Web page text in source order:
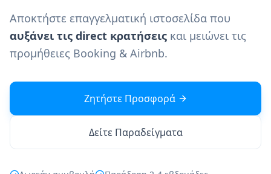
Αποκτήστε επαγγελματική ιστοσελίδα που
αυξάνει τις direct κρατήσεις και μειώνει τις
προμήθειες Booking & Airbnb.
Ζητήστε Προσφορά
Δείτε Παραδείγματα